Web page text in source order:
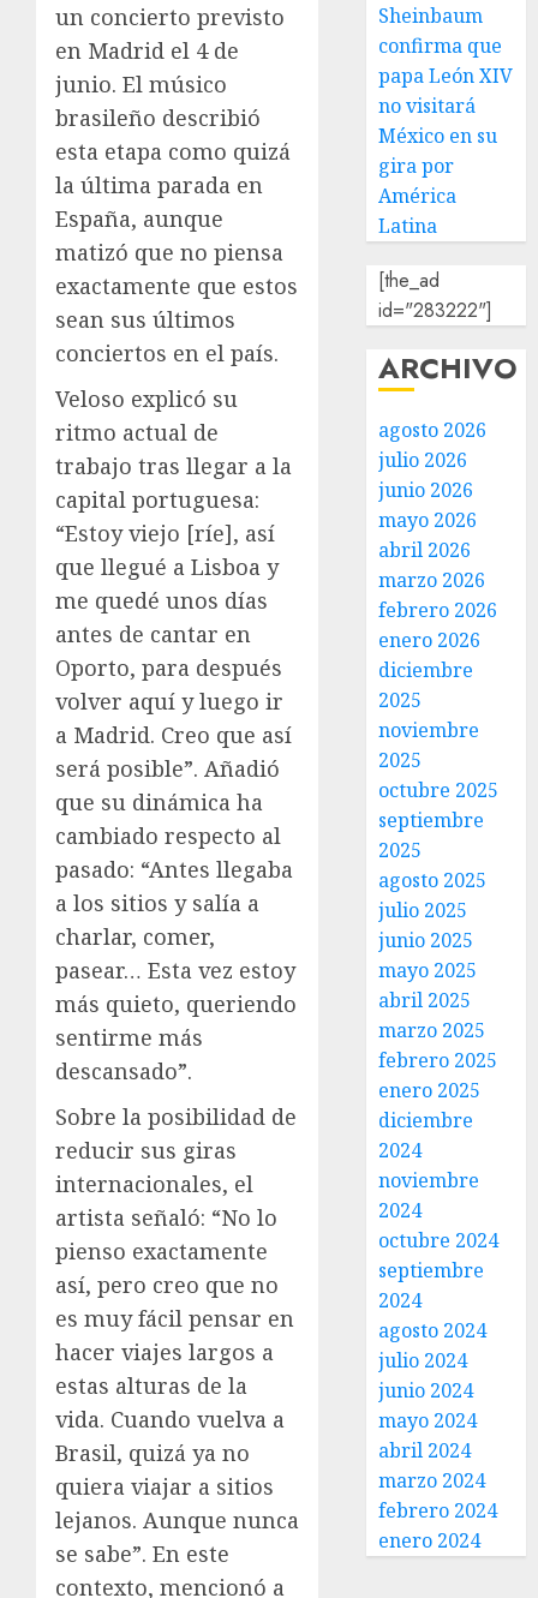
un concierto previsto
en Madrid el 4 de
junio. El músico
brasileño describió
esta etapa como quizá
la última parada en
España, aunque
matizó que no piensa
exactamente que estos
sean sus últimos
conciertos en el país.
Veloso explicó su
ritmo actual de
trabajo tras llegar a la
capital portuguesa:
“Estoy viejo [ríe], así
que llegué a Lisboa y
me quedé unos días
antes de cantar en
Oporto, para después
volver aquí y luego ir
a Madrid. Creo que así
será posible”. Añadió
que su dinámica ha
cambiado respecto al
pasado: “Antes llegaba
a los sitios y salía a
charlar, comer,
pasear… Esta vez estoy
más quieto, queriendo
sentirme más
descansado”.
Sobre la posibilidad de
reducir sus giras
internacionales, el
artista señaló: “No lo
pienso exactamente
así, pero creo que no
es muy fácil pensar en
hacer viajes largos a
estas alturas de la
vida. Cuando vuelva a
Brasil, quizá ya no
quiera viajar a sitios
lejanos. Aunque nunca
se sabe”. En este
contexto, mencionó a
Sheinbaum
confirma que
papa León XIV
no visitará
México en su
gira por
América
Latina
[the_ad
id="283222"]
ARCHIVO
agosto 2026
julio 2026
junio 2026
mayo 2026
abril 2026
marzo 2026
febrero 2026
enero 2026
diciembre
2025
noviembre
2025
octubre 2025
septiembre
2025
agosto 2025
julio 2025
junio 2025
mayo 2025
abril 2025
marzo 2025
febrero 2025
enero 2025
diciembre
2024
noviembre
2024
octubre 2024
septiembre
2024
agosto 2024
julio 2024
junio 2024
mayo 2024
abril 2024
marzo 2024
febrero 2024
enero 2024